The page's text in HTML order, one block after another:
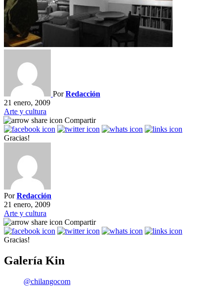
PorRedacción
21 enero, 2009
Arte y cultura
Compartir
Gracias!
PorRedacción
21 enero, 2009
Arte y cultura
Compartir
Gracias!
Galería Kin
@chilangocom